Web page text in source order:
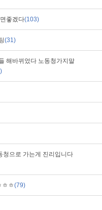
좋겠다(103)
(31)
해바뀌었다 노동청가지말
청으로 가는게 진리입니다
ㅎㅎ(79)